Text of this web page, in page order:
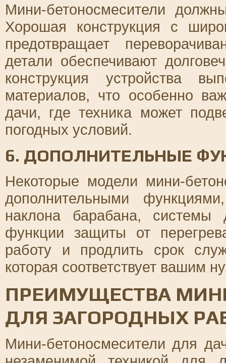
Мини-бетоносмесители
Хорошая конструкция с
предотвращает
детали обеспечивают
конструкция устройства
материалов, что особенно
дачи, где техника может
погодных условий.
6. ДОПОЛНИТЕЛЬНЫЕ
Некоторые модели мини-
дополнительными
наклона барабана,
функции защиты от
работу и продлить срок
которая соответствует вашим
ПРЕИМУЩЕСТВА
ДЛЯ ЗАГОРОДНЫХ
Мини-бетоносмесители для